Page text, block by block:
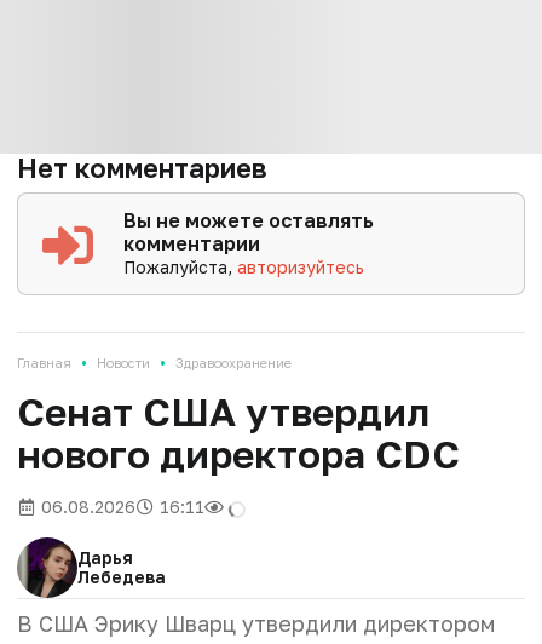
Нет комментариев
Вы не можете оставлять
комментарии
Пожалуйста,авторизуйтесь
Главная • Новости • Здравоохранение
Сенат США утвердил
нового директора CDC
06.08.2026 16:11
Дарья
Лебедева
В США Эрику Шварц утвердили директором